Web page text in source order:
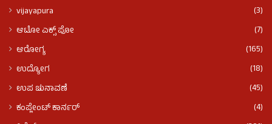
vijayapura
(3)
ಆಟೋ ಎಕ್ಸ್ ಪೋ
(7)
ಆರೋಗ್ಯ
(165)
ಉದ್ಯೋಗ
(18)
ಉಪ ಚುನಾವಣೆ
(45)
ಕಂಪ್ಲೇಂಟ್ ಕಾರ್ನರ್
(4)